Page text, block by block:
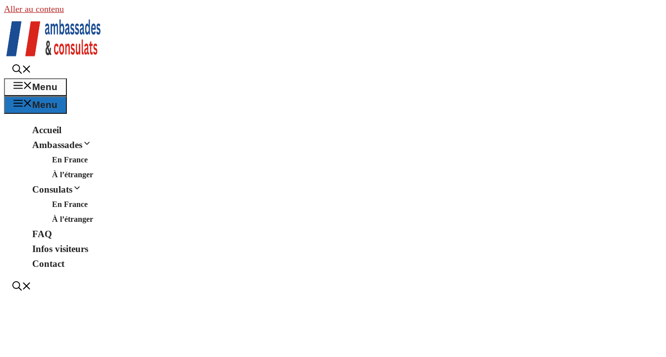
Aller au contenu
Menu
Menu
Accueil
Ambassades
En France
À l’étranger
Consulats
En France
À l’étranger
FAQ
Infos visiteurs
Contact